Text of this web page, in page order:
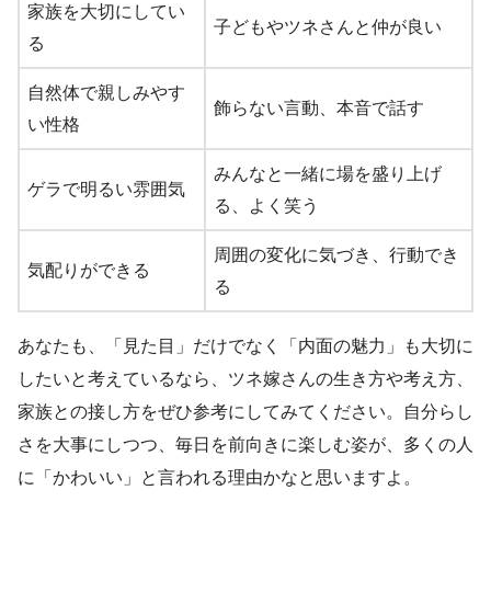
家族を大切にしてい
る
子どもやツネさんと仲が良い
自然体で親しみやす
い性格
飾らない言動、本音で話す
ゲラで明るい雰囲気
みんなと一緒に場を盛り上げ
る、よく笑う
気配りができる
周囲の変化に気づき、行動でき
る
あなたも、「見た目」だけでなく「内面の魅力」も大切に
したいと考えているなら、ツネ嫁さんの生き方や考え方、
家族との接し方をぜひ参考にしてみてください。自分らし
さを大事にしつつ、毎日を前向きに楽しむ姿が、多くの人
に「かわいい」と言われる理由かなと思いますよ。